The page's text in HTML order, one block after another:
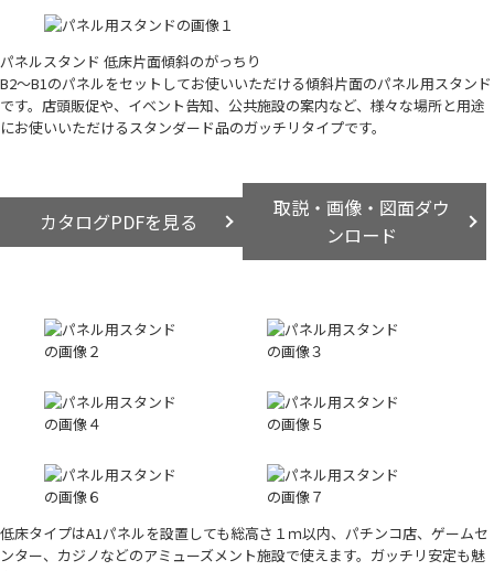
パネルスタンド 低床片面傾斜のがっちり
B2～B1のパネルをセットしてお使いいただける傾斜片面のパネル用スタンド
です。店頭販促や、イベント告知、公共施設の案内など、様々な場所と用途
にお使いいただけるスタンダード品のガッチリタイプです。
カタログPDFを見る
取説・画像・図面ダウ
ンロード
低床タイプはA1パネルを設置しても総高さ１ｍ以内、パチンコ店、ゲームセ
ンター、カジノなどのアミューズメント施設で使えます。ガッチリ安定も魅